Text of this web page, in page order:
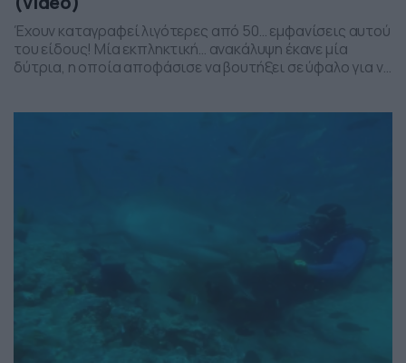
Έχουν καταγραφεί λιγότερες από 50… εμφανίσεις αυτού
του είδους! Μία εκπληκτική… ανακάλυψη έκανε μία
δύτρια, η οποία αποφάσισε να βουτήξει σε ύφαλο για να